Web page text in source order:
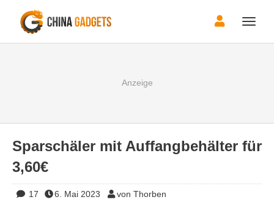
Toggle
Sparschäler mit Auffangbehälter für
3,60€
17 6. Mai 2023 von Thorben